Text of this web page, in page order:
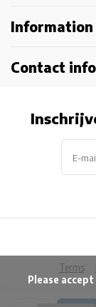
Information
Contact
Terms